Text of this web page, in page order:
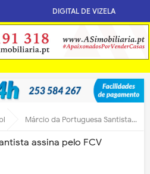
DIGITAL DE VIZELA
Márcio da Portuguesa Santista assina pelo FCV
assina pelo FCV